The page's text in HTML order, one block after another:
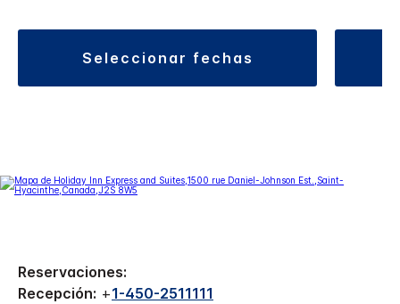
seleccionar fechas
Reservaciones:
Recepción: +1-450-2511111